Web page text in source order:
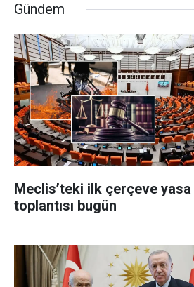
Gündem
Meclis’teki ilk çerçeve yasa
toplantısı bugün